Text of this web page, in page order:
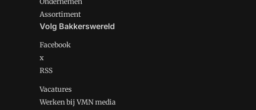
Assortiment
Volg Bakkerswereld
Facebook
x
RSS
Vacatures
Werken bij VMN media